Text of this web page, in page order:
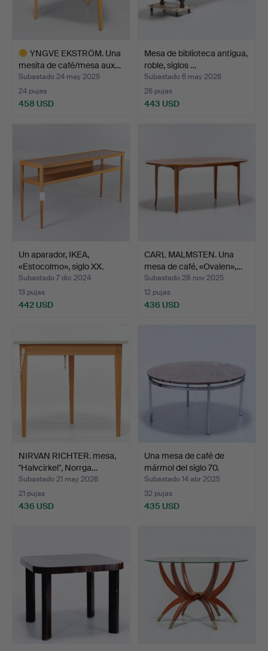
YNGVE EKSTRÖM. Una
mesita de café/mesa aux…
Subastado 24 may 2025
24 pujas
458 USD
Mesa de biblioteca antigua,
roble, siglos …
Subastado 6 may 2026
26 pujas
443 USD
Un aparador, IKEA,
«Estocolmo», siglo XX.
Subastado 7 dic 2024
13 pujas
442 USD
CARL MALMSTEN. Una
mesa de café, «Ovalen»,…
Subastado 28 nov 2025
12 pujas
436 USD
NIRVAN RICHTER. mesa,
"Halvcirkel", Norrga…
Subastado 21 may 2026
21 pujas
436 USD
Una mesa de café de
mármol del siglo 70.
Subastado 14 abr 2025
32 pujas
435 USD